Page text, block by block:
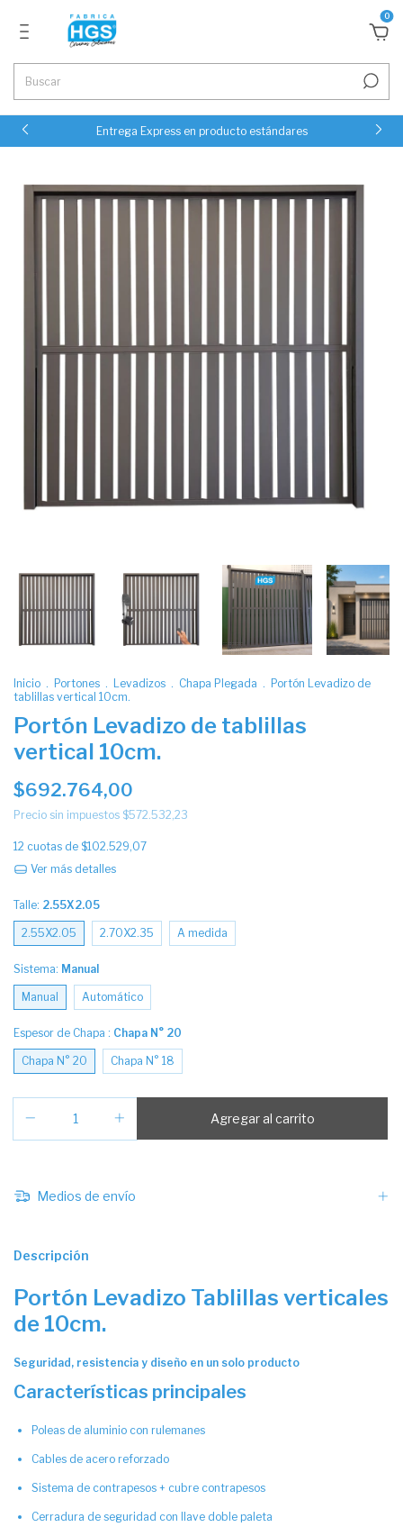
0
Entrega Express en producto estándares
Inicio . Portones . Levadizos . Chapa Plegada . Portón Levadizo de
tablillas vertical 10cm.
Portón Levadizo de tablillas
vertical 10cm.
$692.764,00
Precio sin impuestos $572.532,23
12 cuotas de $102.529,07
Ver más detalles
Talle: 2.55X2.05
2.55X2.05 2.70X2.35 A medida
Sistema: Manual
Manual Automático
Espesor de Chapa : Chapa N° 20
Chapa N° 20 Chapa N° 18
Medios de envío
Descripción
Portón Levadizo Tablillas verticales
de 10cm.
Seguridad, resistencia y diseño en un solo producto
Características principales
Poleas de aluminio con rulemanes
Cables de acero reforzado
Sistema de contrapesos + cubre contrapesos
Cerradura de seguridad con llave doble paleta